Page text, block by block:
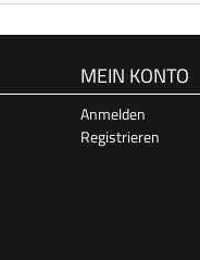
MEIN KONTO
Anmelden
Registrieren